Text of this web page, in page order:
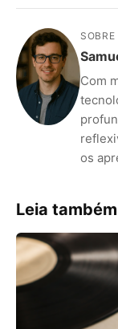
Com
os
Leia também